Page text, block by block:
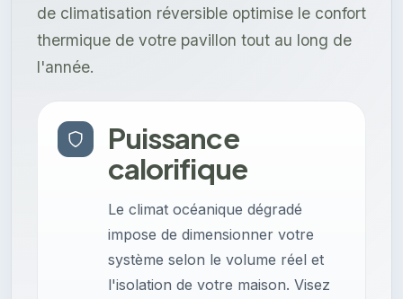
de climatisation réversible optimise le confort
thermique de votre pavillon tout au long de
l'année.
Puissance
calorifique
Le climat océanique dégradé
impose de dimensionner votre
système selon le volume réel et
l'isolation de votre maison. Visez